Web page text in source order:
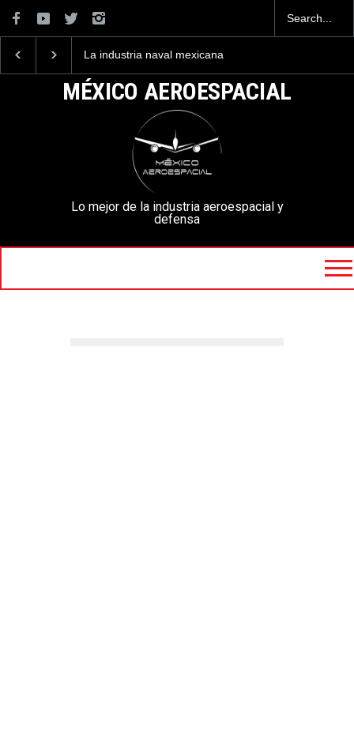
La industria naval mexicana
la Armada de México
Entrenar a un piloto para
mexicanos cuesta 2.9
millones de dólares
MÉXICO AEROESPACIAL
Lo mejor de la industria aeroespacial y
defensa